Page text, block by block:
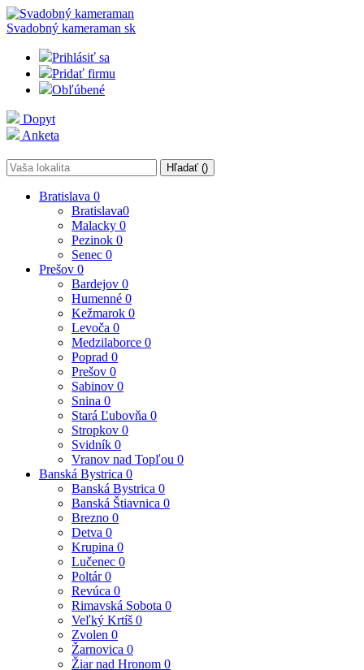
Svadobný kameraman sk
Prihlásiť sa
Pridať firmu
Obľúbené
Dopyt
Anketa
Hľadať ()
Bratislava 0
Bratislava0
Malacky 0
Pezinok 0
Senec 0
Prešov 0
Bardejov 0
Humenné 0
Kežmarok 0
Levoča 0
Medzilaborce 0
Poprad 0
Prešov 0
Sabinov 0
Snina 0
Stará Ľubovňa 0
Stropkov 0
Svidník 0
Vranov nad Topľou 0
Banská Bystrica 0
Banská Bystrica 0
Banská Štiavnica 0
Brezno 0
Detva 0
Krupina 0
Lučenec 0
Poltár0
Revúca 0
Rimavská Sobota 0
Veľký Krtíš 0
Zvolen 0
Žarnovica 0
Žiar nad Hronom 0